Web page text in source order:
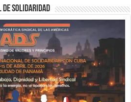
Solidaridad